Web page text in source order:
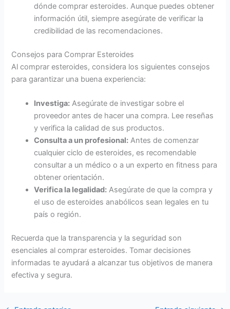
dónde comprar esteroides. Aunque puedes obtener
información útil, siempre asegúrate de verificar la
credibilidad de las recomendaciones.
Consejos para Comprar Esteroides
Al comprar esteroides, considera los siguientes consejos
para garantizar una buena experiencia:
Investiga: Asegúrate de investigar sobre el
proveedor antes de hacer una compra. Lee reseñas
y verifica la calidad de sus productos.
Consulta a un profesional: Antes de comenzar
cualquier ciclo de esteroides, es recomendable
consultar a un médico o a un experto en fitness para
obtener orientación.
Verifica la legalidad: Asegúrate de que la compra y
el uso de esteroides anabólicos sean legales en tu
país o región.
Recuerda que la transparencia y la seguridad son
esenciales al comprar esteroides. Tomar decisiones
informadas te ayudará a alcanzar tus objetivos de manera
efectiva y segura.